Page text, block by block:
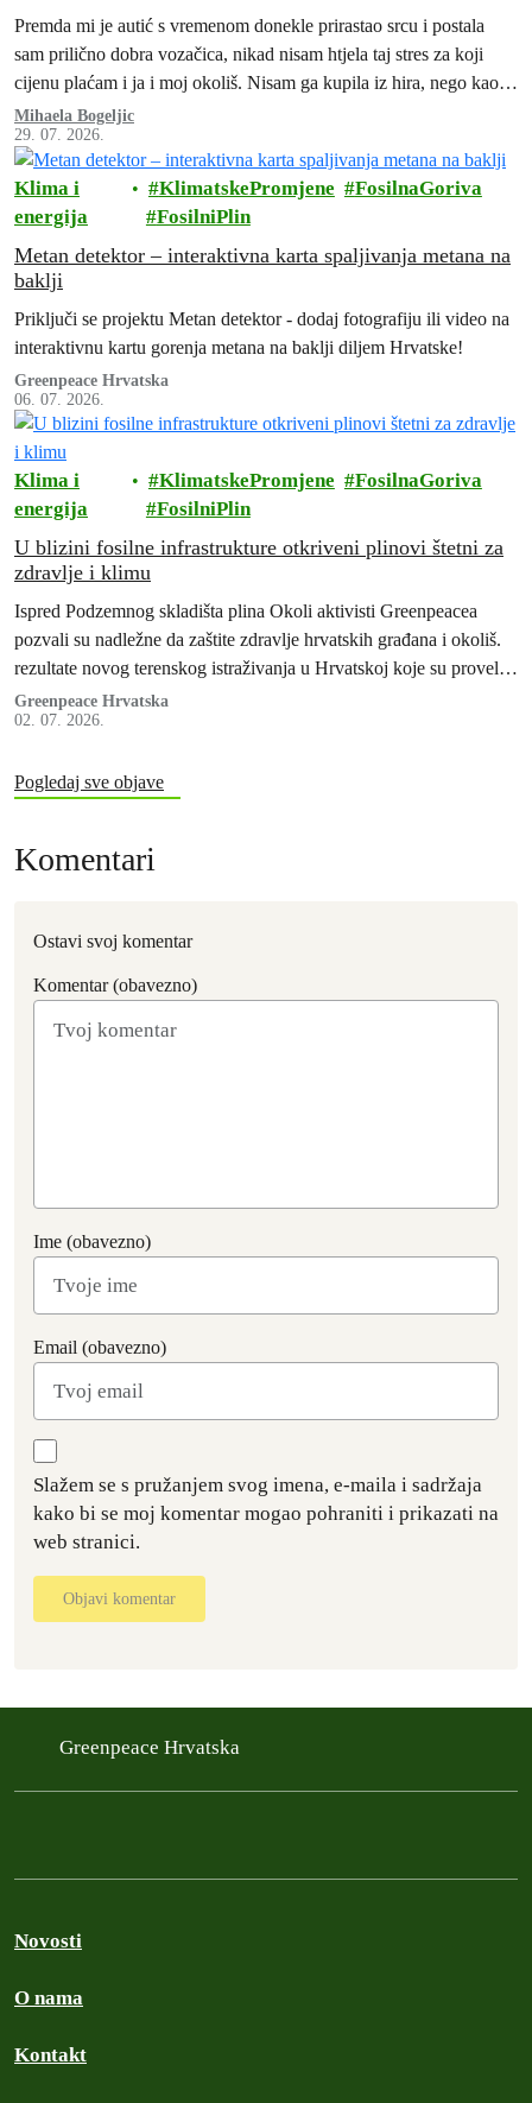
Premda mi je autić s vremenom donekle prirastao srcu i postala
sam prilično dobra vozačica, nikad nisam htjela taj stres za koji
cijenu plaćam i ja i moj okoliš. Nisam ga kupila iz hira, nego kao
„namet“, ne bih li mogla posjećivati prijatelje i obitelj ili otputovati
po potrebi u veći grad.
Mihaela Bogeljic
29. 07. 2026.
Klima i
energija
KlimatskePromjene
FosilnaGoriva
FosilniPlin
Metan detektor – interaktivna karta spaljivanja metana na
baklji
Priključi se projektu Metan detektor - dodaj fotografiju ili video na
interaktivnu kartu gorenja metana na baklji diljem Hrvatske!
Greenpeace Hrvatska
06. 07. 2026.
Klima i
energija
KlimatskePromjene
FosilnaGoriva
FosilniPlin
U blizini fosilne infrastrukture otkriveni plinovi štetni za
zdravlje i klimu
Ispred Podzemnog skladišta plina Okoli aktivisti Greenpeacea
pozvali su nadležne da zaštite zdravlje hrvatskih građana i okoliš.
rezultate novog terenskog istraživanja u Hrvatskoj koje su proveli
stručnjaci Greenpeacea Njemačke i Hrvatske te Greenpeaceovih
istraživačkih laboratorija.
Greenpeace Hrvatska
02. 07. 2026.
Pogledaj sve objave
Komentari
Ostavi svoj komentar
Komentar (obavezno)
Ime (obavezno)
Email (obavezno)
Slažem se s pružanjem svog imena, e-maila i sadržaja
kako bi se moj komentar mogao pohraniti i prikazati na
web stranici.
Objavi komentar
Greenpeace Hrvatska
Novosti
O nama
Kontakt